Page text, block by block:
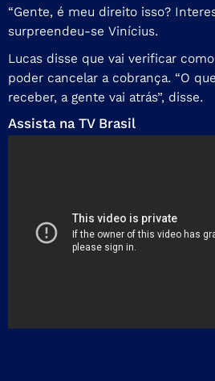
“Gente, é meu direito isso?
surpreendeu-se Vinícius.
Lucas disse que vai verificar
poder cancelar a cobrança. “O
receber, a gente vai atrás”, disse.
Assista na TV Brasil